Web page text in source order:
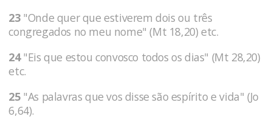
23"Onde quer que estiverem dois ou três
congregados no meu nome" (Mt 18,20) etc.
24"Eis que estou convosco todos os dias" (Mt 28,20)
etc.
25"As palavras que vos disse são espírito e vida" (Jo
6,64).